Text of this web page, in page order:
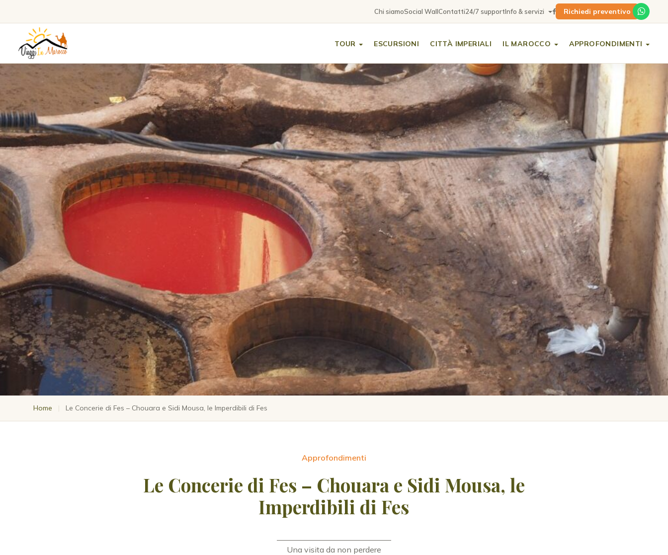
Chi siamoSocial WallContatti24/7 supportInfo & servizi Richiedi preventivo
TOUR ESCURSIONI CITTÀ IMPERIALI IL MAROCCO APPROFONDIMENTI
Home | Le Concerie di Fes – Chouara e Sidi Mousa, le Imperdibili di Fes
Approfondimenti
Le Concerie di Fes – Chouara e Sidi Mousa, le
Imperdibili di Fes
Una visita da non perdere